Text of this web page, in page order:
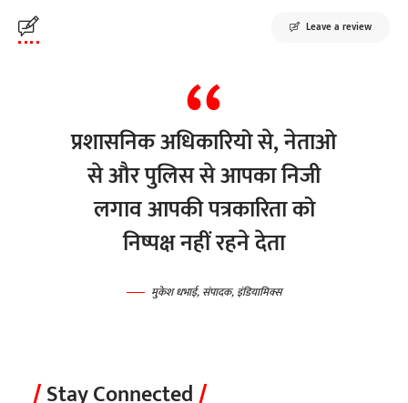
Leave a review
प्रशासनिक अधिकारियो से, नेताओ
से और पुलिस से आपका निजी
लगाव आपकी पत्रकारिता को
निष्पक्ष नहीं रहने देता
मुकेश धभाई, संपादक, इंडियामिक्स
Stay Connected